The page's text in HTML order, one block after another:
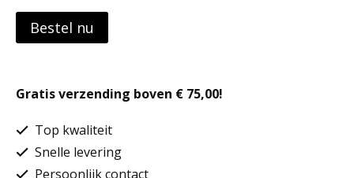
Bestel nu
Gratis verzending boven € 75,00!
Top kwaliteit
Snelle levering
Persoonlijk contact